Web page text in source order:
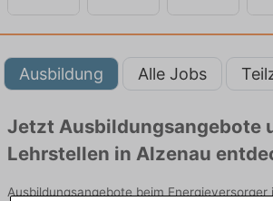
Ausbildung Alle Jobs
Jetzt Ausbildungsangebote
Lehrstellen in Alzenau
Ausbildungsangebote beim Energieversorger